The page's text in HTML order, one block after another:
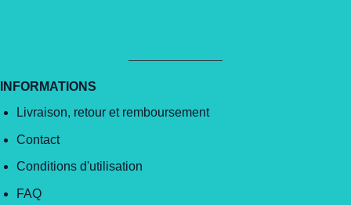
INFORMATIONS
Livraison, retour et remboursement
Contact
Conditions d'utilisation
FAQ